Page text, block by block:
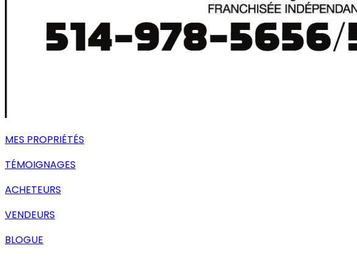
MES PROPRIÉTÉS
TÉMOIGNAGES
ACHETEURS
VENDEURS
BLOGUE